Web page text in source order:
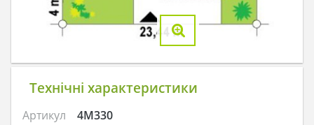
Технічні характеристики
Артикул
4M330